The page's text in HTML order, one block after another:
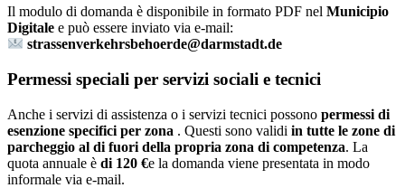
Il modulo di domanda è disponibile in formato PDF nel Municipio
Digitale e può essere inviato via e-mail:
strassenverkehrsbehoerde@darmstadt.de
Permessi speciali per servizi sociali e tecnici
Anche i servizi di assistenza o i servizi tecnici possono permessi di
esenzione specifici per zona . Questi sono validi in tutte le zone di
parcheggio al di fuori della propria zona di competenza. La
quota annuale è di 120 €e la domanda viene presentata in modo
informale via e-mail.